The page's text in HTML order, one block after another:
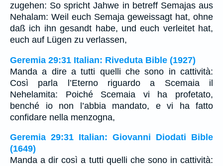
zugehen: So spricht Jahwe in betreff Semajas aus
Nehalam: Weil euch Semaja geweissagt hat, ohne
daß ich ihn gesandt habe, und euch verleitet hat,
euch auf Lügen zu verlassen,
Geremia 29:31 Italian: Riveduta Bible (1927)
Manda a dire a tutti quelli che sono in cattività:
Così parla l’Eterno riguardo a Scemaia il
Nehelamita: Poiché Scemaia vi ha profetato,
benché io non l’abbia mandato, e vi ha fatto
confidare nella menzogna,
Geremia 29:31 Italian: Giovanni Diodati Bible
(1649)
Manda a dir così a tutti quelli che sono in cattività: